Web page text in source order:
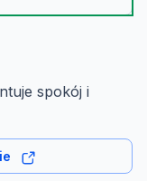
spokój i